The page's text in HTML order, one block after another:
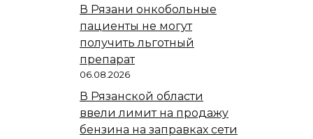
В Рязани онкобольные
пациенты не могут
получить льготный
препарат
06.08.2026
В Рязанской области
ввели лимит на продажу
бензина на заправках сети